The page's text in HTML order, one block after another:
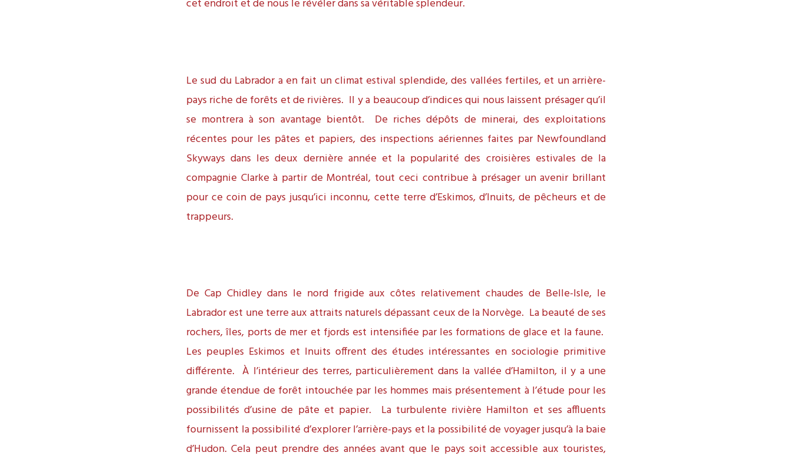
cet endroit et de nous le révéler dans sa véritable splendeur.
Le sud du Labrador a en fait un climat estival splendide, des vallées fertiles, et un arrière-
pays riche de forêts et de rivières. Il y a beaucoup d’indices qui nous laissent présager qu’il
se montrera à son avantage bientôt. De riches dépôts de minerai, des exploitations
récentes pour les pâtes et papiers, des inspections aériennes faites par Newfoundland
Skyways dans les deux dernière année et la popularité des croisières estivales de la
compagnie Clarke à partir de Montréal, tout ceci contribue à présager un avenir brillant
pour ce coin de pays jusqu’ici inconnu, cette terre d’Eskimos, d’Inuits, de pêcheurs et de
trappeurs.
De Cap Chidley dans le nord frigide aux côtes relativement chaudes de Belle-Isle, le
Labrador est une terre aux attraits naturels dépassant ceux de la Norvège. La beauté de ses
rochers, îles, ports de mer et fjords est intensifiée par les formations de glace et la faune.
Les peuples Eskimos et Inuits offrent des études intéressantes en sociologie primitive
différente. À l’intérieur des terres, particulièrement dans la vallée d’Hamilton, il y a une
grande étendue de forêt intouchée par les hommes mais présentement à l’étude pour les
possibilités d’usine de pâte et papier. La turbulente rivière Hamilton et ses affluents
fournissent la possibilité d’explorer l’arrière-pays et la possibilité de voyager jusqu’à la baie
d’Hudon. Cela peut prendre des années avant que le pays soit accessible aux touristes,